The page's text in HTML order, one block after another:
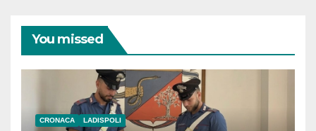
You missed
CRONACA LADISPOLI